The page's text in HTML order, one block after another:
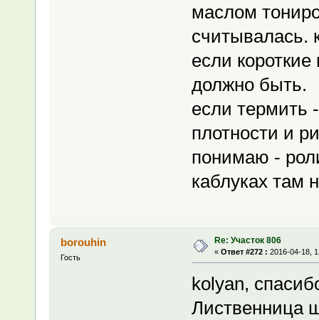
маслом
считывалась.
если
должно быть.
если термить
плотности и
понимаю -
каблуках там
borouhin
Гость
Re: Участок 806
« Ответ #272 : 2016-04-18,
kolyan,
Лиственница